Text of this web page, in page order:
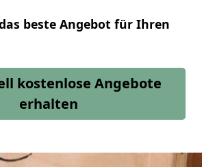
beste Angebot für Ihren
kostenlose Angebote
erhalten